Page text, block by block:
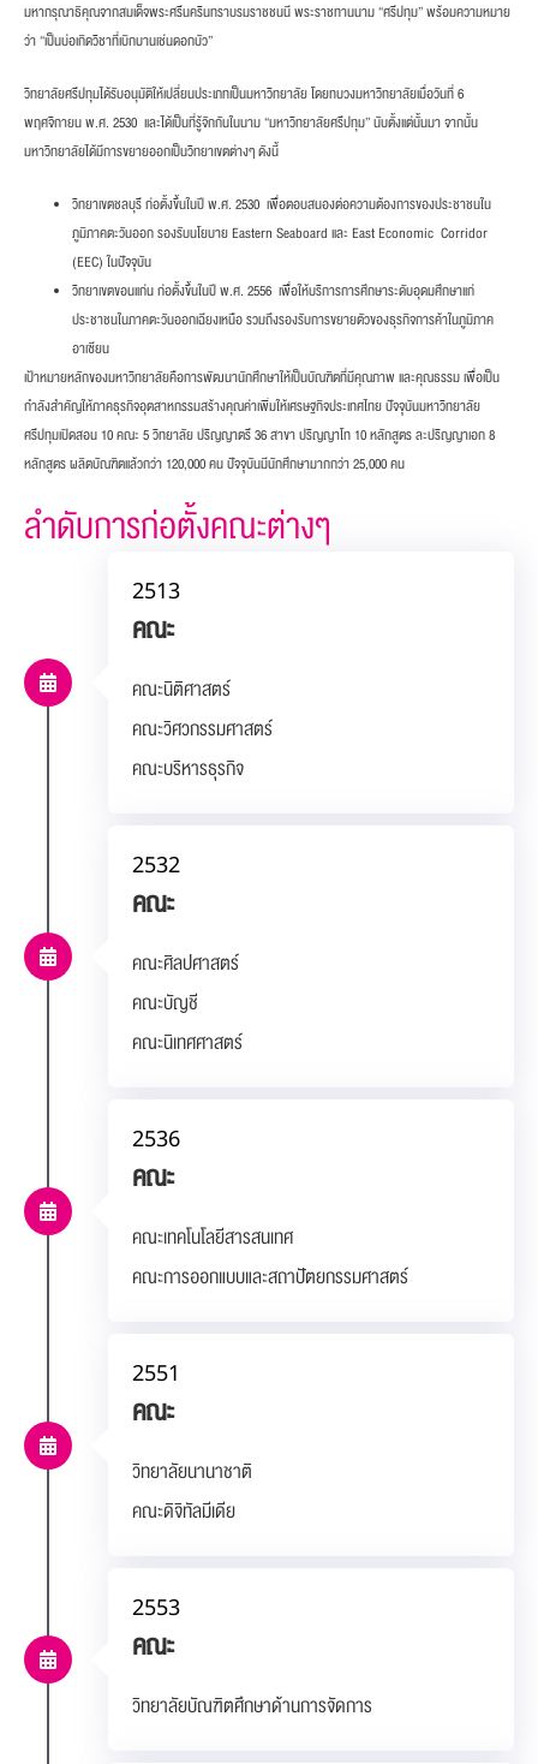
มหากรุณาธิคุณจากสมเด็จพระศรีนครินทราบรมราชชนนี พระราชทานนาม “ศรีปทุม” พร้อมความหมาย
ว่า “เป็นบ่อเกิดวิชาที่เบิกบานเช่นดอกบัว”
วิทยาลัยศรีปทุมได้รับอนุมัติให้เปลี่ยนประเภทเป็นมหาวิทยาลัย โดยทบวงมหาวิทยาลัยเมื่อวันที่ 6
พฤศจิกายน พ.ศ. 2530 และได้เป็นที่รู้จักกันในนาม “มหาวิทยาลัยศรีปทุม” นับตั้งแต่นั้นมา จากนั้น
มหาวิทยาลัยได้มีการขยายออกเป็นวิทยาเขตต่างๆ ดังนี้
วิทยาเขตชลบุรี ก่อตั้งขึ้นในปี พ.ศ. 2530 เพื่อตอบสนองต่อความต้องการของประชาชนใน
ภูมิภาคตะวันออก รองรับนโยบาย Eastern Seaboard และ East Economic Corridor
(EEC) ในปัจจุบัน
วิทยาเขตขอนแก่น ก่อตั้งขึ้นในปี พ.ศ. 2556 เพื่อให้บริการการศึกษาระดับอุดมศึกษาแก่
ประชาชนในภาคตะวันออกเฉียงเหนือ รวมถึงรองรับการขยายตัวของธุรกิจการค้าในภูมิภาค
อาเซียน
เป้าหมายหลักของมหาวิทยาลัยคือการพัฒนานักศึกษาให้เป็นบัณฑิตที่มีคุณภาพ และคุณธรรม เพื่อเป็น
กำลังสำคัญให้ภาคธุรกิจอุตสาหกรรมสร้างคุณค่าเพิ่มให้เศรษฐกิจประเทศไทย ปัจจุบันมหาวิทยาลัย
ศรีปทุมเปิดสอน 10 คณะ 5 วิทยาลัย ปริญญาตรี 36 สาขา ปริญญาโท 10 หลักสูตร ละปริญญาเอก 8
หลักสูตร ผลิตบัณฑิตแล้วกว่า 120,000 คน ปัจจุบันมีนักศึกษามากกว่า 25,000 คน
ลำดับการก่อตั้งคณะต่างๆ
2513
คณะ
คณะนิติศาสตร์
คณะวิศวกรรมศาสตร์
คณะบริหารธุรกิจ
2532
คณะ
คณะศิลปศาสตร์
คณะบัญชี
คณะนิเทศศาสตร์
2536
คณะ
คณะเทคโนโลยีสารสนเทศ
คณะการออกแบบและสถาปัตยกรรมศาสตร์
2551
คณะ
วิทยาลัยนานาชาติ
คณะดิจิทัลมีเดีย
2553
คณะ
วิทยาลัยบัณฑิตศึกษาด้านการจัดการ